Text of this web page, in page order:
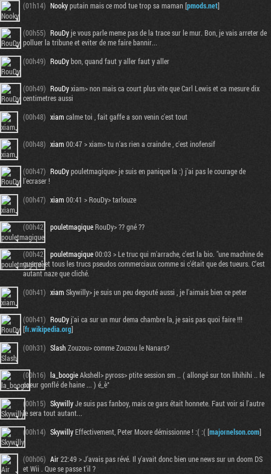
(01h14) Nookyputain mais ce mod tue trop sa maman [pmods.net]
(00h55) RouDyje vous parle meme pas de la trace sur le mur. Bon, je vais arreter de
polluer la tribune et eviter de me faire bannir...
(00h49) RouDybon, quand faut y aller faut y aller
(00h49) RouDyxiam> non mais ca court plus vite que Carl Lewis et ca mesure dix
centimetres aussi
(00h48) xiamcalme toi , fait gaffe a son venin c'est tout
(00h48) xiam00:47 > xiam> tu n'as rien a craindre , c'est inofensif
(00h47) RouDypouletmagique> je suis en panique la :) j'ai pas le courage de
l'ecraser !
(00h47) xiam00:41 > RouDy> tarlouze
(00h42) pouletmagiqueRouDy> ?? gné ??
(00h42) pouletmagique00:03 > Le truc qui m'arrache, c'est la bio. "une machine de
guerre" et tous les trucs pseudos commerciaux comme si c'était que des tueurs. C'est
autant naze que cliché.
(00h41) xiamSkywilly> je suis un peu degouté aussi , je l'aimais bien ce peter
(00h41) RouDyj'ai ca sur un mur dema chambre la, je sais pas quoi faire !!!
[fr.wikipedia.org]
(00h31) SlashZouzou> comme Zouzou le Nanars?
(00h16) la_boogieAkshell> pyross> ptite session sm .. ( allongé sur ton lihihihi .. le
coeur gonflé de haine ... ) é_è°
(00h15) SkywillyJe suis pas fanboy, mais ce gars était honnete. Faut voir si l'autre
le sera tout autant...
(00h14) SkywillyEffectivement, Peter Moore démissionne ! :( :( [majornelson.com]
(00h06) Air22:49 > J'avais pas révé. Il y'avait donc bien une news sur un doom DS
et Wii . Que se passe t'il ?